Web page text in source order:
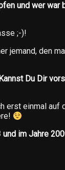
und wer war
;-)!
jemand, den
Du Dir
erst einmal auf
und im Jahre